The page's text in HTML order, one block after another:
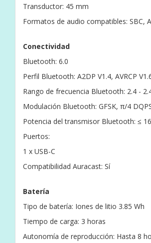
Transductor: 45 mm
Formatos de audio compatibles: SBC,
Conectividad
Bluetooth: 6.0
Perfil Bluetooth: A2DP V1.4, AVRCP
Rango de frecuencia Bluetooth: 2.4 -
Modulación Bluetooth: GFSK, π/4
Potencia del transmisor Bluetooth: ≤
Puertos:
1 x USB-C
Compatibilidad Auracast: Sí
Batería
Tipo de batería: Iones de litio 3.85 Wh
Tiempo de carga: 3 horas
Autonomía de reproducción: Hasta 8